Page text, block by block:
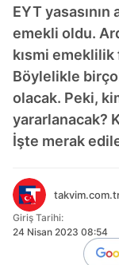
EYT yasasının
emekli oldu.
kısmi
Böylelikle
olacak. Peki,
yararlanacak?
İşte merak
Giriş Tarihi:
24 Nisan 2023 08:54